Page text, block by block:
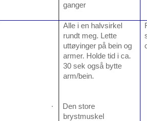
ganger
Alle i en halvsirkel
rundt meg. Lette
uttøyinger på bein og
armer. Holde tid i ca.
30 sek også bytte
arm/bein.
·
Den store
brystmuskel